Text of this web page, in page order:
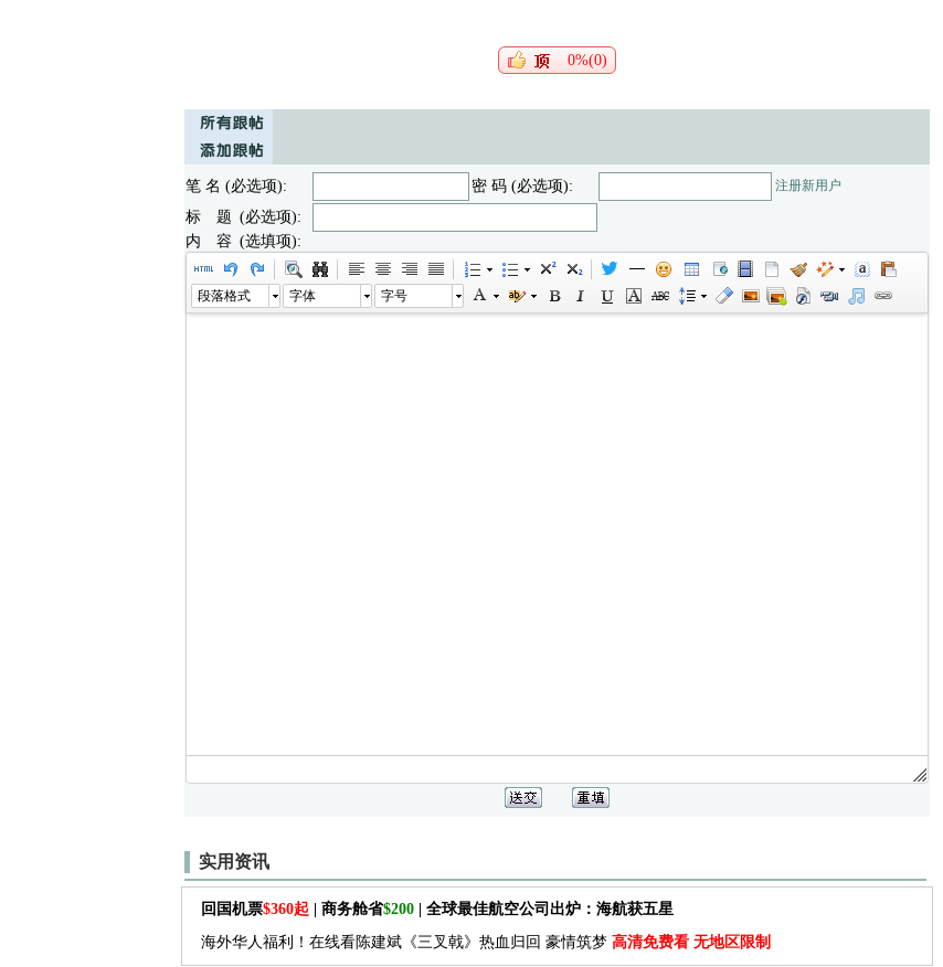
0%(0)
笔 名 (必选项): 密 码 (必选项): 注册新用户
标 题 (必选项):
内 容 (选填项):
段落格式 字体 字号
实用资讯
回国机票$360起 | 商务舱省$200| 全球最佳航空公司出炉：海航获五星
海外华人福利！在线看陈建斌《三叉戟》热血归回 豪情筑梦 高清免费看 无地区限制